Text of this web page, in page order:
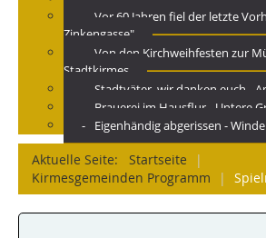
Vor 60 Jahren fiel der letzte
Zinkengasse"
Von den Kirchweihfesten zur
Stadtkirmes
Stadtväter, wir danken euch -
Brauerei im Hausflur - Untere
Eigenhändig abgerissen -
Aktuelle Seite: Startseite
|
Kirmesgemeinden Programm
|